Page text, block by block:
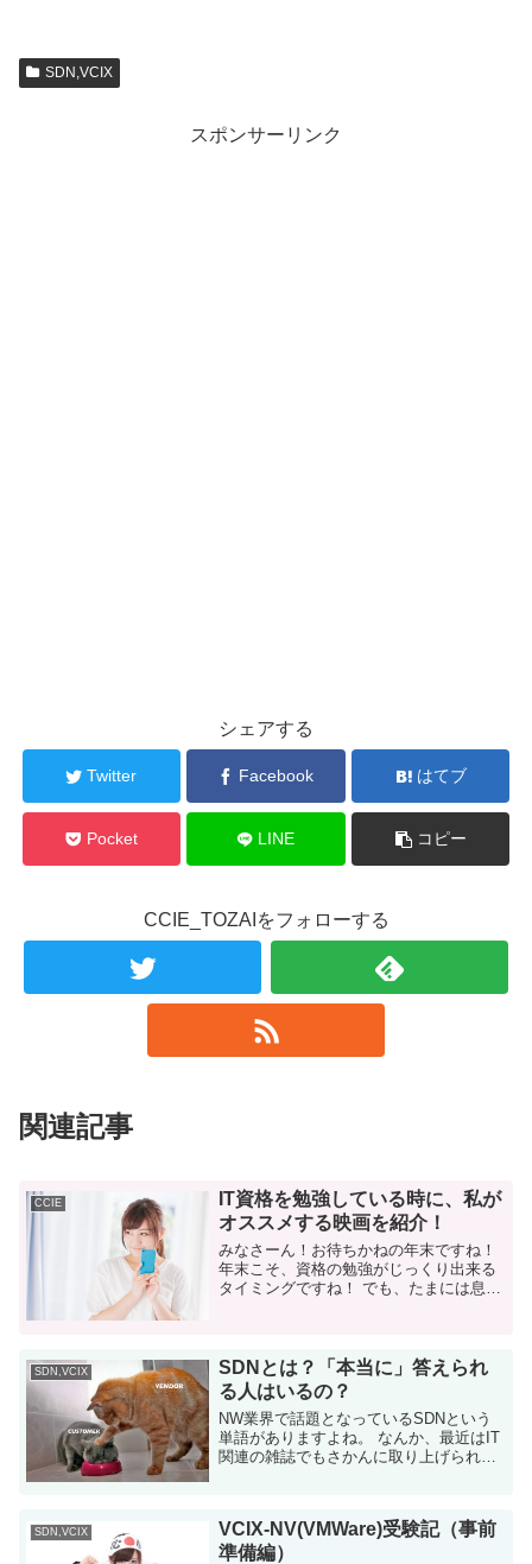
SDN,VCIX
スポンサーリンク
シェアする
Twitter Facebook はてブ
Pocket LINE コピー
CCIE_TOZAIをフォローする
関連記事
CCIE
IT資格を勉強している時に、私が
オススメする映画を紹介！
みなさーん！お待ちかねの年末ですね！
年末こそ、資格の勉強がじっくり出来る
タイミングですね！ でも、たまには息抜
SDN,VCIX
SDNとは？「本当に」答えられ
る人はいるの？
NW業界で話題となっているSDNという
単語がありますよね。 なんか、最近はIT
関連の雑誌でもさかんに取り上げられた
答え...
SDN,VCIX
VCIX-NV(VMWare)受験記（事前
準備編）